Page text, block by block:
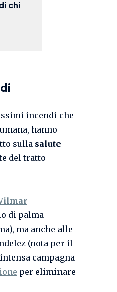
chi
incendi che
hanno
sulla salute
del tratto
di palma
ma anche alle
(nota per il
campagna
per eliminare